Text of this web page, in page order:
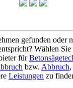
gefunden oder
Wählen Sie
für
bzw. Abbruch,
Leistungen zu